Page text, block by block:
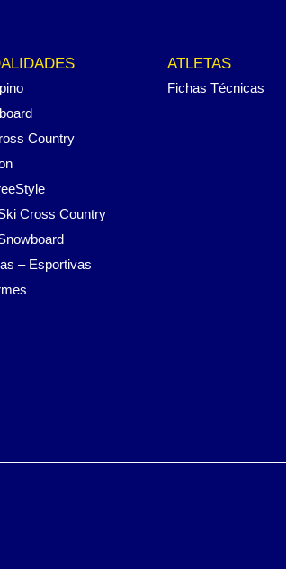
Country
Cross Country
– Esportivas
ATLETAS
Fichas Técnicas